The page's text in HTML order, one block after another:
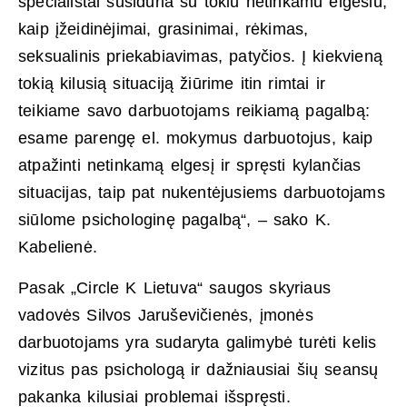
kaip įžeidinėjimai, grasinimai, rėkimas,
seksualinis priekabiavimas, patyčios. Į kiekvieną
tokią kilusią situaciją žiūrime itin rimtai ir
teikiame savo darbuotojams reikiamą pagalbą:
esame parengę el. mokymus darbuotojus, kaip
atpažinti netinkamą elgesį ir spręsti kylančias
situacijas, taip pat nukentėjusiems darbuotojams
siūlome psichologinę pagalbą“, – sako K.
Kabelienė.
Pasak „Circle K Lietuva“ saugos skyriaus
vadovės Silvos Jaruševičienės, įmonės
darbuotojams yra sudaryta galimybė turėti kelis
vizitus pas psichologą ir dažniausiai šių seansų
pakanka kilusiai problemai išspręsti.